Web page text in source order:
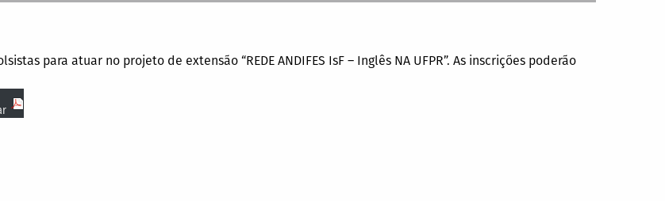
para atuar no projeto de extensão “REDE ANDIFES IsF – Inglês NA UFPR”. As inscrições poderão